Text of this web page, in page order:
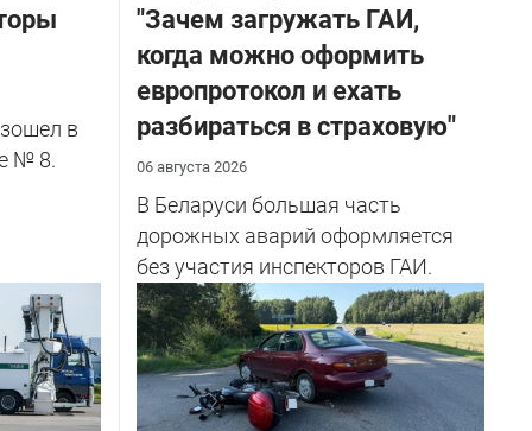
в
№ 8.
"Зачем загружать ГАИ,
когда можно оформить
европротокол и ехать
разбираться в страховую"
06 августа 2026
В Беларуси большая часть
дорожных аварий оформляется
без участия инспекторов ГАИ.